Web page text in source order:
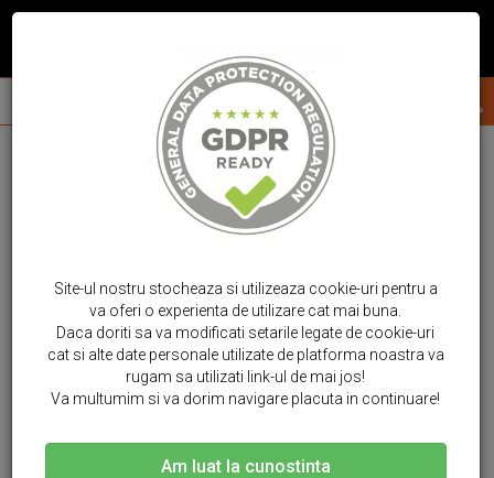
Site-ul nostru stocheaza si utilizeaza cookie-uri pentru a
va oferi o experienta de utilizare cat mai buna.
Daca doriti sa va modificati setarile legate de cookie-uri
cat si alte date personale utilizate de platforma noastra va
rugam sa utilizati link-ul de mai jos!
Va multumim si va dorim navigare placuta in continuare!
Am luat la cunostinta